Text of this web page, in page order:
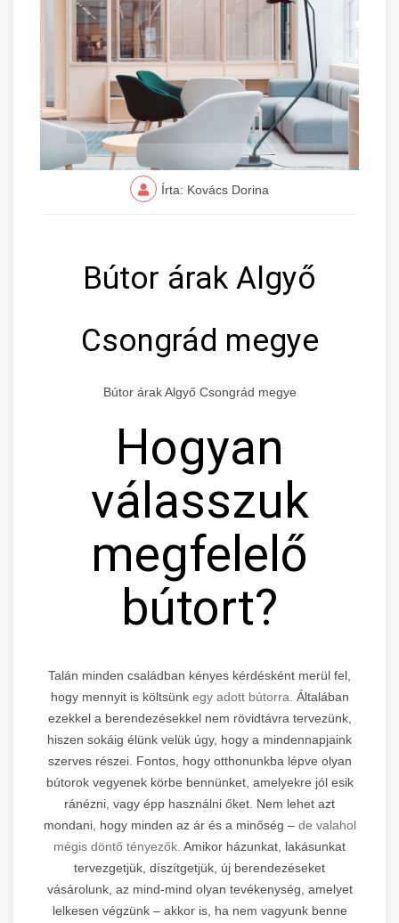
Írta: Kovács Dorina
Bútor árak Algyő
Csongrád megye
Bútor árak Algyő Csongrád megye
Hogyan
válasszuk
megfelelő
bútort?
Talán minden családban kényes kérdésként merül fel,
hogy mennyit is költsünkegy adott bútorra. Általában
ezekkel a berendezésekkel nem rövidtávra tervezünk,
hiszen sokáig élünk velük úgy, hogy a mindennapjaink
szerves részei. Fontos, hogy otthonunkba lépve olyan
bútorok vegyenek körbe bennünket, amelyekre jól esik
ránézni, vagy épp használni őket. Nem lehet azt
mondani, hogy minden az ár és a minőség – de valahol
mégis döntő tényezők. Amikor házunkat, lakásunkat
tervezgetjük, díszítgetjük, új berendezéseket
vásárolunk, az mind-mind olyan tevékenység, amelyet
lelkesen végzünk – akkor is, ha nem vagyunk benne